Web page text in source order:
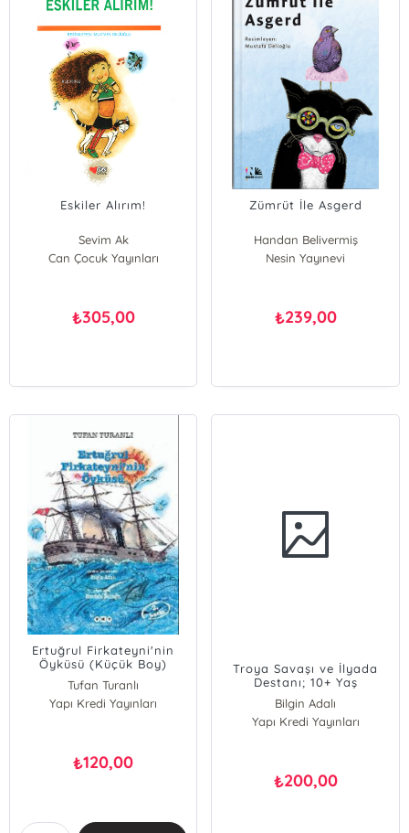
Eskiler Alırım!
Sevim Ak
Can Çocuk Yayınları
₺305,00
Zümrüt İle Asgerd
Handan Belivermiş
Nesin Yayınevi
₺239,00
Ertuğrul Firkateyni'nin
Öyküsü (Küçük Boy)
2.baskı
Tufan Turanlı
Yapı Kredi Yayınları
₺120,00
Troya Savaşı ve İlyada
Destanı; 10+ Yaş
Bilgin Adalı
Yapı Kredi Yayınları
₺200,00